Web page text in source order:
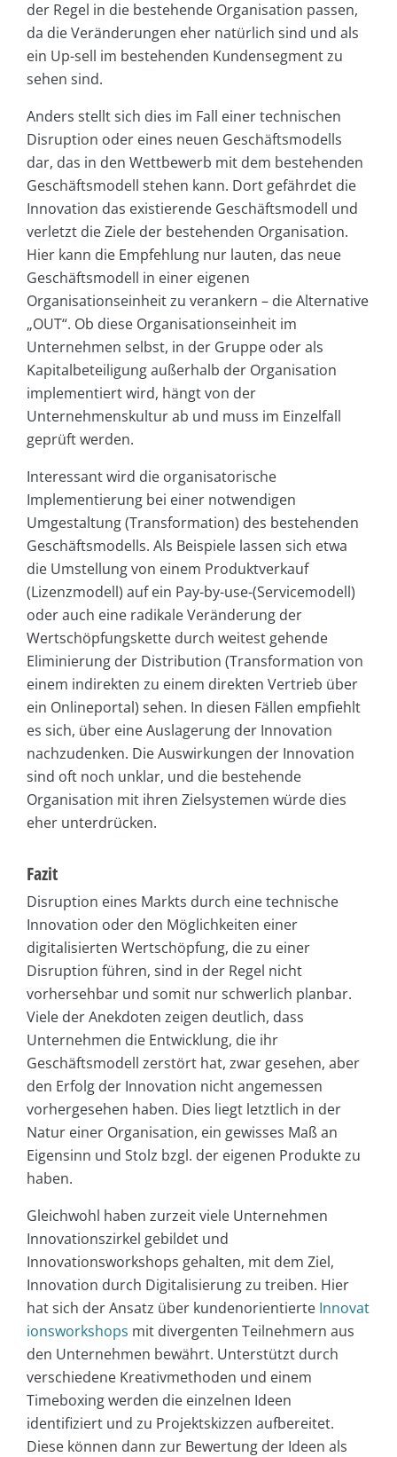
der Regel in die bestehende Organisation passen,
da die Veränderungen eher natürlich sind und als
ein Up-sell im bestehenden Kundensegment zu
sehen sind.
Anders stellt sich dies im Fall einer technischen
Disruption oder eines neuen Geschäftsmodells
dar, das in den Wettbewerb mit dem bestehenden
Geschäftsmodell stehen kann. Dort gefährdet die
Innovation das existierende Geschäftsmodell und
verletzt die Ziele der bestehenden Organisation.
Hier kann die Empfehlung nur lauten, das neue
Geschäftsmodell in einer eigenen
Organisationseinheit zu verankern – die Alternative
„OUT“. Ob diese Organisationseinheit im
Unternehmen selbst, in der Gruppe oder als
Kapitalbeteiligung außerhalb der Organisation
implementiert wird, hängt von der
Unternehmenskultur ab und muss im Einzelfall
geprüft werden.
Interessant wird die organisatorische
Implementierung bei einer notwendigen
Umgestaltung (Transformation) des bestehenden
Geschäftsmodells. Als Beispiele lassen sich etwa
die Umstellung von einem Produktverkauf
(Lizenzmodell) auf ein Pay-by-use-(Servicemodell)
oder auch eine radikale Veränderung der
Wertschöpfungskette durch weitest gehende
Eliminierung der Distribution (Transformation von
einem indirekten zu einem direkten Vertrieb über
ein Onlineportal) sehen. In diesen Fällen empfiehlt
es sich, über eine Auslagerung der Innovation
nachzudenken. Die Auswirkungen der Innovation
sind oft noch unklar, und die bestehende
Organisation mit ihren Zielsystemen würde dies
eher unterdrücken.
Fazit
Disruption eines Markts durch eine technische
Innovation oder den Möglichkeiten einer
digitalisierten Wertschöpfung, die zu einer
Disruption führen, sind in der Regel nicht
vorhersehbar und somit nur schwerlich planbar.
Viele der Anekdoten zeigen deutlich, dass
Unternehmen die Entwicklung, die ihr
Geschäftsmodell zerstört hat, zwar gesehen, aber
den Erfolg der Innovation nicht angemessen
vorhergesehen haben. Dies liegt letztlich in der
Natur einer Organisation, ein gewisses Maß an
Eigensinn und Stolz bzgl. der eigenen Produkte zu
haben.
Gleichwohl haben zurzeit viele Unternehmen
Innovationszirkel gebildet und
Innovationsworkshops gehalten, mit dem Ziel,
Innovation durch Digitalisierung zu treiben. Hier
hat sich der Ansatz über kundenorientierte Innovat
ionsworkshops mit divergenten Teilnehmern aus
den Unternehmen bewährt. Unterstützt durch
verschiedene Kreativmethoden und einem
Timeboxing werden die einzelnen Ideen
identifiziert und zu Projektskizzen aufbereitet.
Diese können dann zur Bewertung der Ideen als